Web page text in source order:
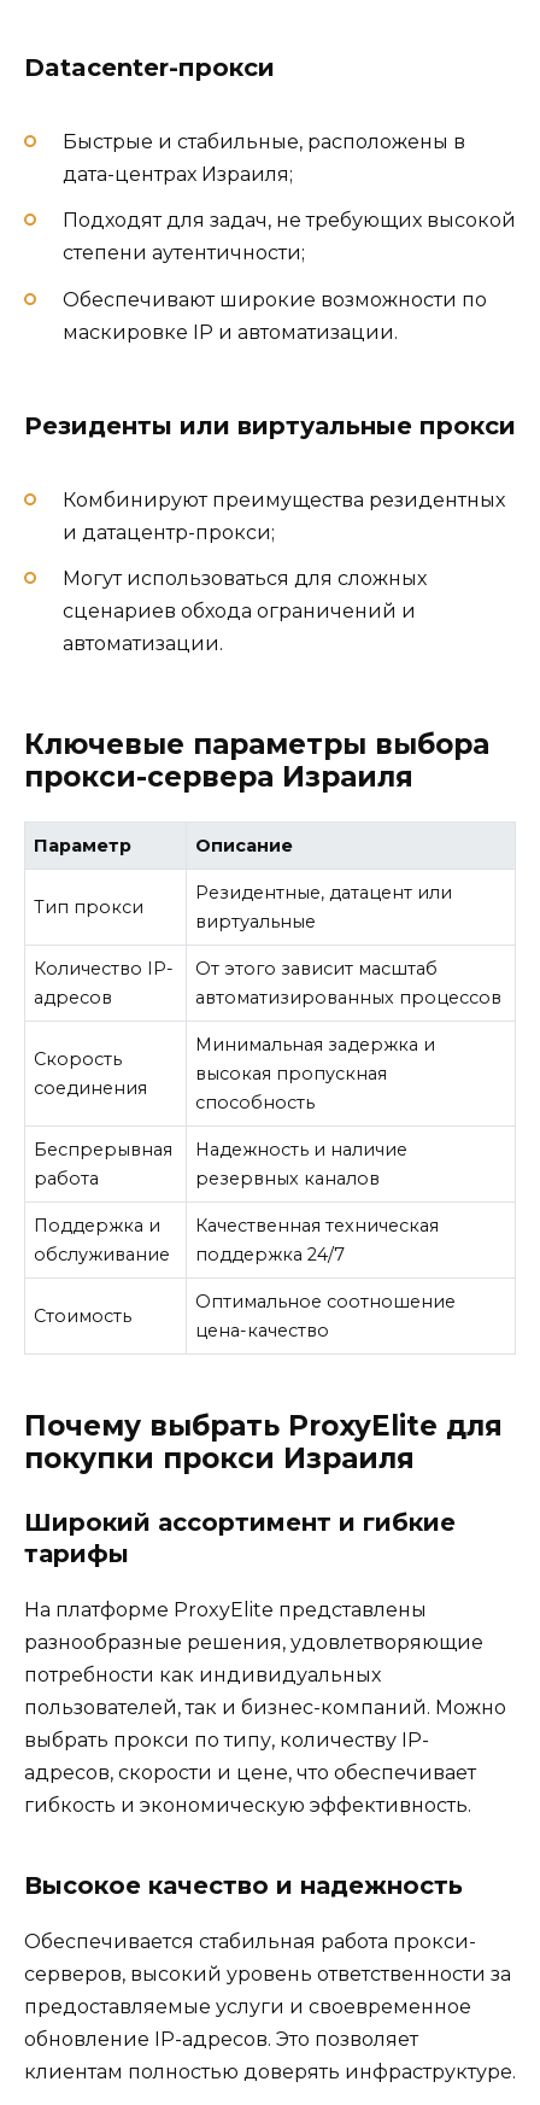
Datacenter-прокси
Быстрые и стабильные, расположены в
дата-центрах Израиля;
Подходят для задач, не требующих высокой
степени аутентичности;
Обеспечивают широкие возможности по
маскировке IP и автоматизации.
Резиденты или виртуальные прокси
Комбинируют преимущества резидентных
и датацентр-прокси;
Могут использоваться для сложных
сценариев обхода ограничений и
автоматизации.
Ключевые параметры выбора
прокси-сервера Израиля
Параметр Описание
Тип прокси
Резидентные, датацент или
виртуальные
Количество IP-
адресов
От этого зависит масштаб
автоматизированных процессов
Скорость
соединения
Минимальная задержка и
высокая пропускная
способность
Беспрерывная
работа
Надежность и наличие
резервных каналов
Поддержка и
обслуживание
Качественная техническая
поддержка 24/7
Стоимость
Оптимальное соотношение
цена-качество
Почему выбрать ProxyElite для
покупки прокси Израиля
Широкий ассортимент и гибкие
тарифы
На платформе ProxyElite представлены
разнообразные решения, удовлетворяющие
потребности как индивидуальных
пользователей, так и бизнес-компаний. Можно
выбрать прокси по типу, количеству IP-
адресов, скорости и цене, что обеспечивает
гибкость и экономическую эффективность.
Высокое качество и надежность
Обеспечивается стабильная работа прокси-
серверов, высокий уровень ответственности за
предоставляемые услуги и своевременное
обновление IP-адресов. Это позволяет
клиентам полностью доверять инфраструктуре.